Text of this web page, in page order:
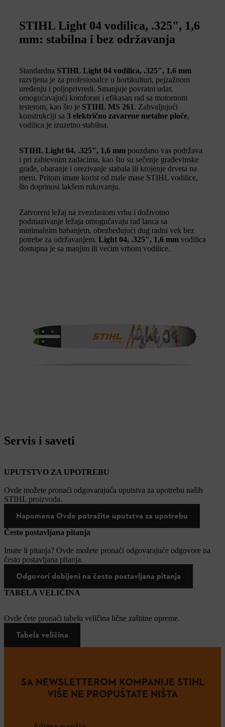
STIHL Light 04 vodilica, .325", 1,6
mm: stabilna i bez održavanja
Standardna STIHL Light 04 vodilica, .325", 1,6 mm
razvijena je za profesionalce u hortikulturi, pejzažnom
uređenju i poljoprivredi. Smanjuje povratni udar,
omogućavajući komforan i efikasan rad sa motornom
testerom, kao što je STIHL MS 261. Zahvaljujući
konstrukciji sa 3 električno zavarene metalne ploče,
vodilica je izuzetno stabilna.
STIHL Light 04, .325", 1,6 mm pouzdano vas podržava
i pri zahtevnim zadacima, kao što su sečenje građevinske
građe, obaranje i orezivanje stabala ili krojenje drveta na
meru. Pritom imate korist od male mase STIHL vodilice,
što doprinosi lakšem rukovanju.
Zatvoreni ležaj na zvezdastom vrhu i doživotno
podmazivanje ležaja omogućavaju rad lanca sa
minimalnim habanjem, obezbeđujući dug radni vek bez
potrebe za održavanjem. Light 04, .325", 1,6 mm vodilica
dostupna je sa manjim ili većim vrhom vodilice.
Servis i saveti
UPUTSTVO ZA UPOTREBU
Ovde možete pronaći odgovarajuća uputstva za upotrebu naših
STIHL proizvoda.
Napomena Ovde potražite uputstva za upotrebu
Često postavljana pitanja
Imate li pitanja? Ovde možete pronaći odgovarajuće odgovore na
često postavljana pitanja.
Odgovori dobijeni na često postavljana pitanja
TABELA VELIČINA
Ovde ćete pronaći tabelu veličina lične zaštitne opreme.
Tabela veličina
SA NEWSLETTEROM KOMPANIJE STIHL
VIŠE NE PROPUŠTATE NIŠTA